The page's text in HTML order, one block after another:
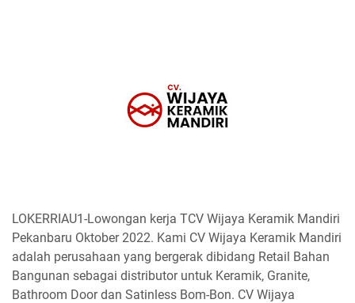
LOKERRIAU1-Lowongan kerja TCV Wijaya Keramik Mandiri
Pekanbaru Oktober 2022. Kami CV Wijaya Keramik Mandiri
adalah perusahaan yang bergerak dibidang Retail Bahan
Bangunan sebagai distributor untuk Keramik, Granite,
Bathroom Door dan Satinless Bom-Bon. CV Wijaya